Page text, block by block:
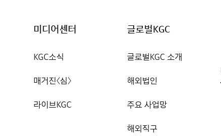
미디어센터
KGC소식
매거진〈심〉
라이브KGC
글로벌KGC
글로벌KGC 소개
해외법인
주요 사업망
해외직구